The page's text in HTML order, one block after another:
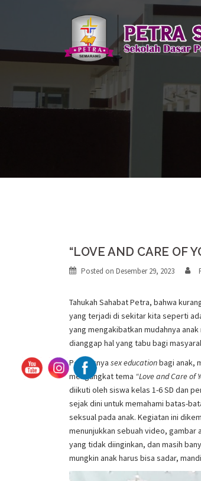
“LOVE AND CARE OF
Posted on Desember 29, 2023
Tahukah Sahabat Petra, bahwa
yang terjadi di sekitar kita seperti
yang mengakibatkan mudahnya
dianggap hal yang tabu bagi
Pentingnya sexeducationbagi anak,
mengangkat tema “Love and Care of
diikuti oleh siswa kelas 1-6 SD dan
sejak dini untuk memahami batas-
seksual pada anak. Kegiatan ini
menunjukkan sebuah video, gambar
yang tidak diinginkan, dan masih
mungkin anak harus bisa sadar,